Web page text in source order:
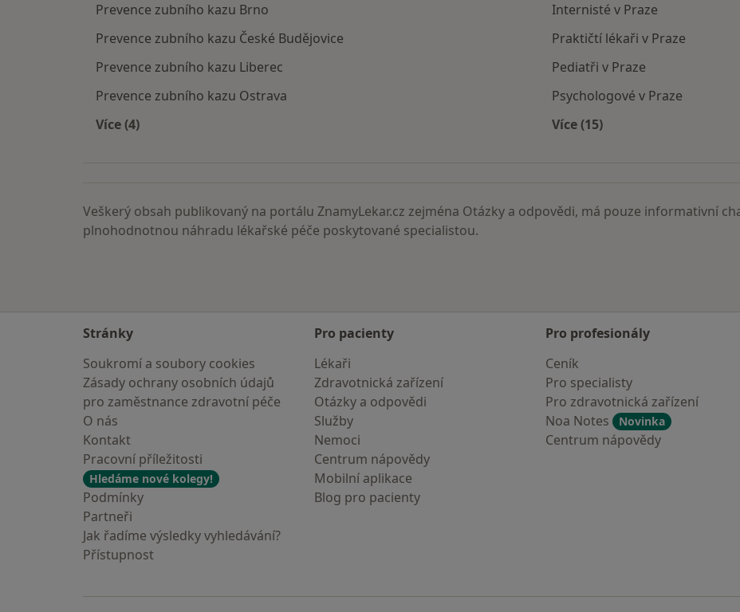
Prevence zubního kazu Brno
Prevence zubního kazu České Budějovice
Prevence zubního kazu Liberec
Prevence zubního kazu Ostrava
Více (4)
Internisté v Praze
Praktičtí lékaři v Praze
Pediatři v Praze
Psychologové v Praze
Více (15)
Veškerý obsah publikovaný na portálu ZnamyLekar.cz zejména Otázky a odpovědi, má pouze informativní
plnohodnotnou náhradu lékařské péče poskytované specialistou.
Stránky
Soukromí a soubory cookies
Zásady ochrany osobních údajů
pro zaměstnance zdravotní péče
O nás
Kontakt
Pracovní příležitosti
Hledáme nové kolegy!
Podmínky
Partneři
Jak řadíme výsledky vyhledávání?
Přístupnost
Pro pacienty
Lékaři
Zdravotnická zařízení
Otázky a odpovědi
Služby
Nemoci
Centrum nápovědy
Mobilní aplikace
Blog pro pacienty
Pro profesionály
Ceník
Pro specialisty
Pro zdravotnická zařízení
Noa Notes
Novinka
Centrum nápovědy